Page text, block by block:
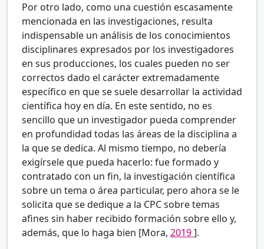
Por otro lado, como una cuestión escasamente
mencionada en las investigaciones, resulta
indispensable un análisis de los conocimientos
disciplinares expresados por los investigadores
en sus producciones, los cuales pueden no ser
correctos dado el carácter extremadamente
específico en que se suele desarrollar la actividad
científica hoy en día. En este sentido, no es
sencillo que un investigador pueda comprender
en profundidad todas las áreas de la disciplina a
la que se dedica. Al mismo tiempo, no debería
exigírsele que pueda hacerlo: fue formado y
contratado con un fin, la investigación científica
sobre un tema o área particular, pero ahora se le
solicita que se dedique a la CPC sobre temas
afines sin haber recibido formación sobre ello y,
además, que lo haga bien [Mora, 2019].